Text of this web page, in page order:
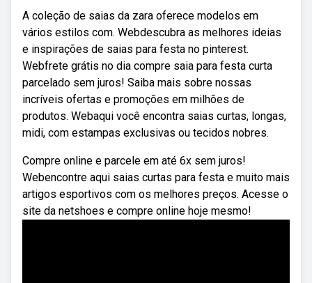
A coleção de saias da zara oferece modelos em
vários estilos com. Webdescubra as melhores ideias
e inspirações de saias para festa no pinterest.
Webfrete grátis no dia compre saia para festa curta
parcelado sem juros! Saiba mais sobre nossas
incríveis ofertas e promoções em milhões de
produtos. Webaqui você encontra saias curtas, longas,
midi, com estampas exclusivas ou tecidos nobres.
Compre online e parcele em até 6x sem juros!
Webencontre aqui saias curtas para festa e muito mais
artigos esportivos com os melhores preços. Acesse o
site da netshoes e compre online hoje mesmo!